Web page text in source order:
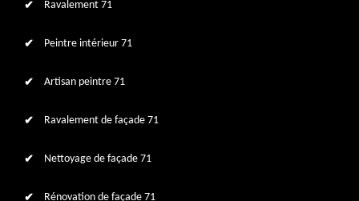
Ravalement 71
Peintre intérieur 71
Artisan peintre 71
Ravalement de façade 71
Nettoyage de façade 71
Rénovation de façade 71